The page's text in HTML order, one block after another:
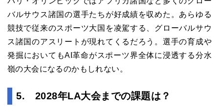
バルサウス諸国の選手たちが好成績を収めた。あらゆる
競技で従来のスポーツ大国を凌駕する、グローバルサウ
ス諸国のアスリートが現れてくるだろう。選手の育成や
発掘においてもAI革命がスポーツ界全体に浸透する分水
嶺の大会になるのかもしれない。
5. 2028年LA大会までの課題は？